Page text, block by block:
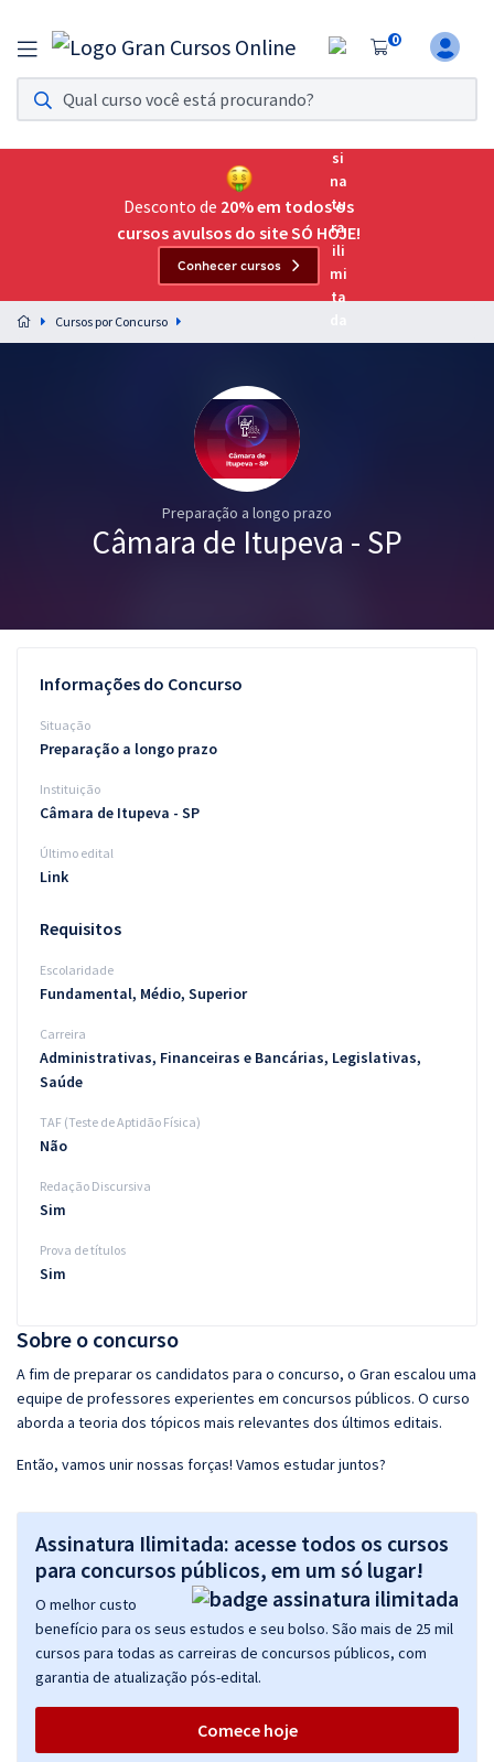
0
Assinatura Ilimitada 11
Acesso a todos os cursos. Teste grátis por 7 dias!
Assinatura OAB Até Passar
Acesso ilimitado a toda preparação para o Exame da
Preparação completa e intensiva para as principais
residências em saúde do Brasil
Graduação
Questões grátis
Blog
Aprovados
Desconto de 20% em todos os
cursos avulsos do site SÓ HOJE!
Conhecer cursos
Cursos por Concurso
Preparação a longo prazo
Câmara de Itupeva - SP
Sobre o concurso
A fim de preparar os candidatos para o concurso, o Gran escalou uma
equipe de professores experientes em concursos públicos. O curso
aborda a teoria dos tópicos mais relevantes dos últimos editais.
Então, vamos unir nossas forças! Vamos estudar juntos?
Assinatura Ilimitada: acesse todos os cursos
para concursos públicos, em um só lugar!
O melhor custo
benefício para os seus estudos e seu bolso. São mais de 25 mil
cursos para todas as carreiras de concursos públicos, com
garantia de atualização pós-edital.
Comece hoje
Informações do Concurso
Situação
Preparação a longo prazo
Instituição
Câmara de Itupeva - SP
Último edital
Link
Requisitos
Escolaridade
Fundamental, Médio, Superior
Carreira
Administrativas, Financeiras e Bancárias, Legislativas,
Saúde
TAF (Teste de Aptidão Física)
Não
Redação Discursiva
Sim
Prova de títulos
Sim